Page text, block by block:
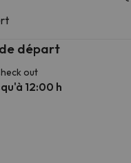
départ
out
12:00 h